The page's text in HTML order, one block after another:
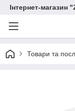
Інтернет-магазин
Товари та